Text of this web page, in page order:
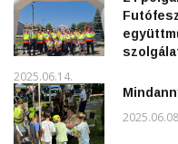
2025.06.14.